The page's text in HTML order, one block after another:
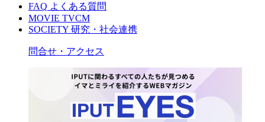
FAQ よくある質問
MOVIE TVCM
SOCIETY 研究・社会連携
問合せ・アクセス